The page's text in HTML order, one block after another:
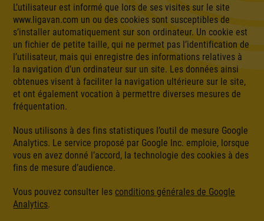
L’utilisateur est informé que lors de ses visites sur le site
www.ligavan.com un ou des cookies sont susceptibles de
s’installer automatiquement sur son ordinateur. Un cookie est
un fichier de petite taille, qui ne permet pas l’identification de
l’utilisateur, mais qui enregistre des informations relatives à
la navigation d’un ordinateur sur un site. Les données ainsi
obtenues visent à faciliter la navigation ultérieure sur le site,
et ont également vocation à permettre diverses mesures de
fréquentation.
Nous utilisons à des fins statistiques l’outil de mesure Google
Analytics. Le service proposé par Google Inc. emploie, lorsque
vous en avez donné l’accord, la technologie des cookies à des
fins de mesure d’audience.
Vous pouvez consulter les conditions générales de Google
Analytics.